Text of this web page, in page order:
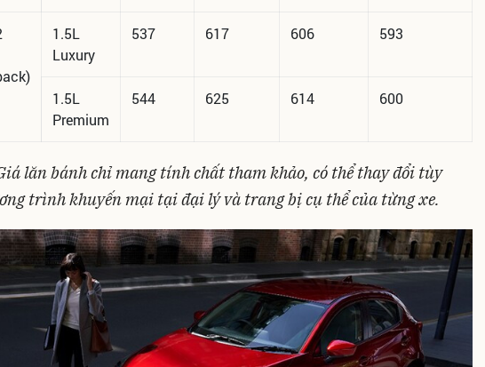
1.5L
Luxury
537 617 606 593
1.5L
Premium
544 625 614 600
lăn bánh chỉ mang tính chất tham khảo, có thể thay đổi tùy
trình khuyến mại tại đại lý và trang bị cụ thể của từng xe.